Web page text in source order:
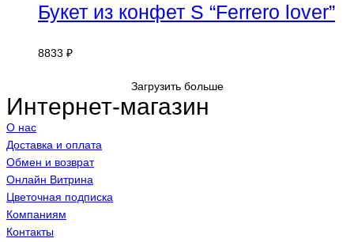
Букет из конфет S “Ferrero lover”
8833 ₽
Загрузить больше
Интернет-магазин
О нас
Доставка и оплата
Обмен и возврат
Онлайн Витрина
Цветочная подписка
Компаниям
Контакты